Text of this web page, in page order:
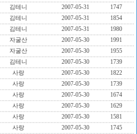
김테니 2007-05-31
1747
김테니 2007-05-31
1854
김테니 2007-05-31
1980
자굴산 2007-05-30
1991
자굴산 2007-05-30
1955
김테니 2007-05-30
1739
사랑 2007-05-30
1822
사랑 2007-05-30
1739
사랑 2007-05-30
1674
사랑 2007-05-30
1629
사랑 2007-05-30
1581
사랑 2007-05-30 1745